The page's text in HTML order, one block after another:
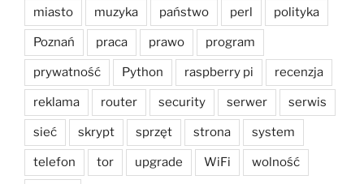
miasto muzyka państwo perl polityka
Poznań praca prawo program
prywatność Python raspberry pi recenzja
reklama router security serwer serwis
sieć skrypt sprzęt strona system
telefon tor upgrade WiFi wolność